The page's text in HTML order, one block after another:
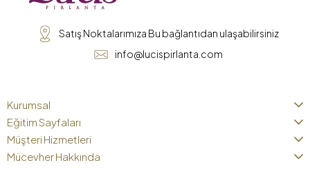
Satış Noktalarımıza Bu bağlantıdan ulaşabilirsiniz
info@lucispirlanta.com
Kurumsal
Eğitim Sayfaları
Müşteri Hizmetleri
Mücevher Hakkında